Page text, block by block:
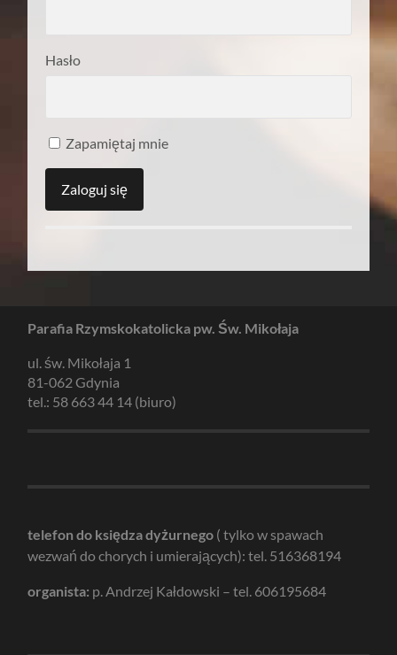
Hasło
Zapamiętaj mnie
Parafia Rzymskokatolicka pw. Św. Mikołaja
ul. św. Mikołaja 1
81-062 Gdynia
tel.: 58 663 44 14 (biuro)
telefon do księdza dyżurnego ( tylko w spawach
wezwań do chorych i umierających): tel. 516368194
organista: p. Andrzej Kałdowski – tel. 606195684